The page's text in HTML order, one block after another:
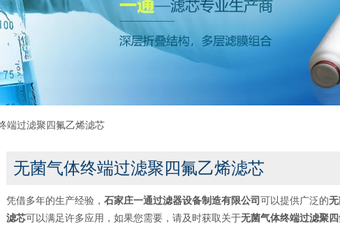
端过滤聚四氟乙烯滤芯
无菌气体终端过滤聚四氟乙烯滤芯
凭借多年的生产经验， 石家庄一通过滤器设备制造有限公司 可以提供广泛的
滤芯可以满足许多应用，如果您需要，请及时获取关于无菌气体终端过滤聚